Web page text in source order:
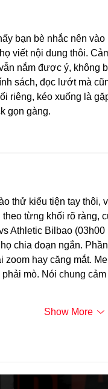
bạn bè nhắc nên
viết nội dung thôi.
nắm được ý, không
sách, đọc lướt mà
riêng, kéo xuống là
gọn gàng.
thử kiểu tiện tay thôi,
từng khối rõ ràng,
Athletic Bilbao
chia đoạn ngắn.
zoom hay căng mắt.
mò. Nói chung
Show More